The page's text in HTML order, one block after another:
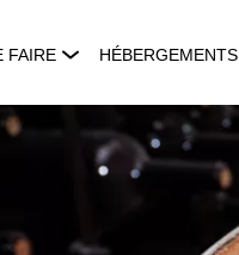
FAIRE HÉBERGEMENTS